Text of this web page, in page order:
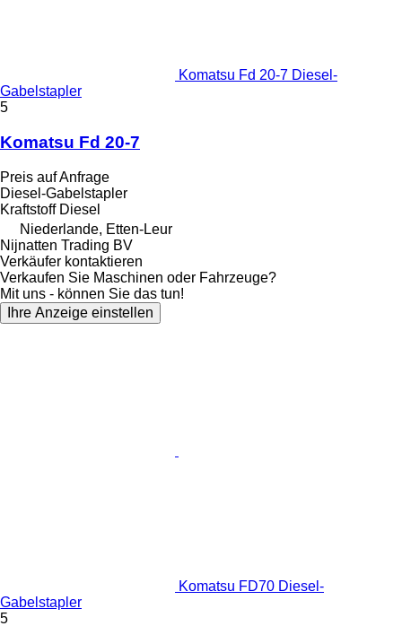
Komatsu Fd 20-7 Diesel-
Gabelstapler
5
Komatsu Fd 20-7
Preis auf Anfrage
Diesel-Gabelstapler
Kraftstoff Diesel
Niederlande, Etten-Leur
Nijnatten Trading BV
Verkäufer kontaktieren
Verkaufen Sie Maschinen oder Fahrzeuge?
Mit uns - können Sie das tun!
Ihre Anzeige einstellen
Komatsu FD70 Diesel-
Gabelstapler
5